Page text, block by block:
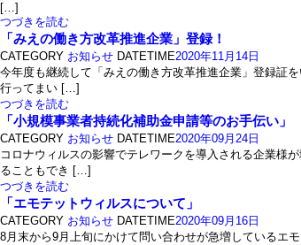
[…]
つづきを読む
「みえの働き方改革推進企業」登録！
CATEGORY お知らせ DATETIME2020年11月14日
今年度も継続して「みえの働き方改革推進企業」登録証
行ってまい […]
つづきを読む
「小規模事業者持続化補助金申請等のお手伝い」
CATEGORY お知らせ DATETIME2020年09月24日
コロナウィルスの影響でテレワークを導入される企業様
ることもでき […]
つづきを読む
「エモテットウィルスについて」
CATEGORY お知らせ DATETIME2020年09月16日
8月末から9月上旬にかけて問い合わせが急増している